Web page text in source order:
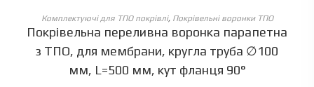
ОБЕРІТЬ ОПЦІЇ
Комплектуючі для ТПО покрівлі, Покрівельні воронки ТПО
Покрівельна переливна воронка парапетна
з ТПО, для мембрани, кругла труба ∅100
мм, L=500 мм, кут фланця 90°